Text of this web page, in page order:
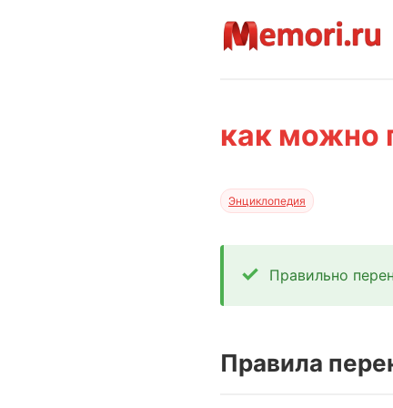
как можно
Энциклопедия
Правильно
Правила